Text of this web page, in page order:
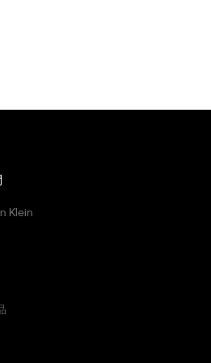
Klein